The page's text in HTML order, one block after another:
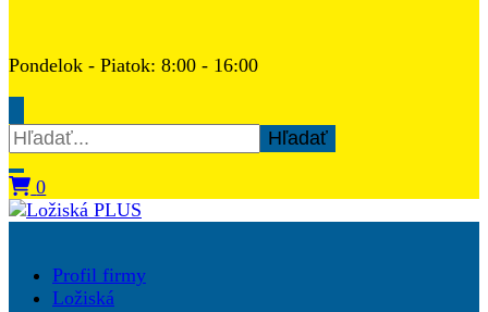
Pondelok - Piatok: 8:00 - 16:00
Hľadať:
0
Ložiská PLUS
Profil firmy
Ložiská